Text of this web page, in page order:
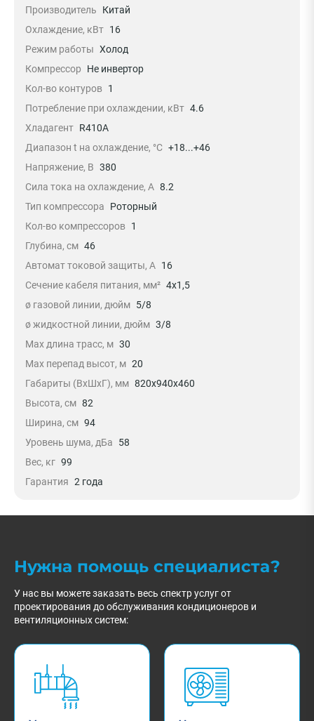
Производитель
Китай
Охлаждение, кВт 16
Режим работы Холод
Компрессор
Не инвертор
Кол-во контуров 1
Потребление при охлаждении, кВт 4.6
Хладагент R410A
Диапазон t на охлаждение, °С +18...+46
Напряжение, В 380
Сила тока на охлаждение, А 8.2
Тип компрессора
Роторный
Кол-во компрессоров 1
Глубина, см 46
Автомат токовой защиты, A 16
Сечение кабеля питания, мм² 4x1,5
ø газовой линии, дюйм 5/8
ø жидкостной линии, дюйм 3/8
Max длина трасс, м 30
Max перепад высот, м 20
Габариты (ВхШхГ), мм 820x940x460
Высота, см 82
Ширина, см 94
Уровень шума, дБа
58
Вес, кг 99
Гарантия 2 года
Нужна помощь специалиста?
У нас вы можете заказать весь спектр услуг от
проектирования до обслуживания кондиционеров и
вентиляционных систем: